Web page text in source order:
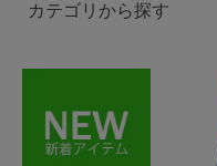
カテゴリから探す